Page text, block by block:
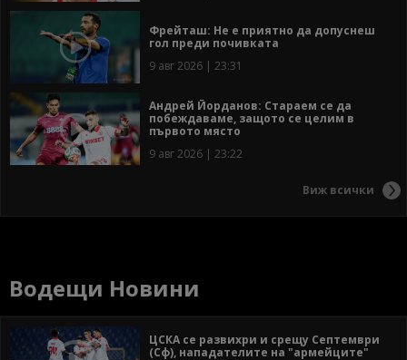
Фрейташ: Не е приятно да допуснеш
гол преди почивката
9 авг 2026 | 23:31
Андрей Йорданов: Стараем се да
побеждаваме, защото се целим в
първото място
9 авг 2026 | 23:22
Виж всички
Водещи Новини
ЦСКА се развихри и срещу Септември
(Сф), нападателите на "армейците"